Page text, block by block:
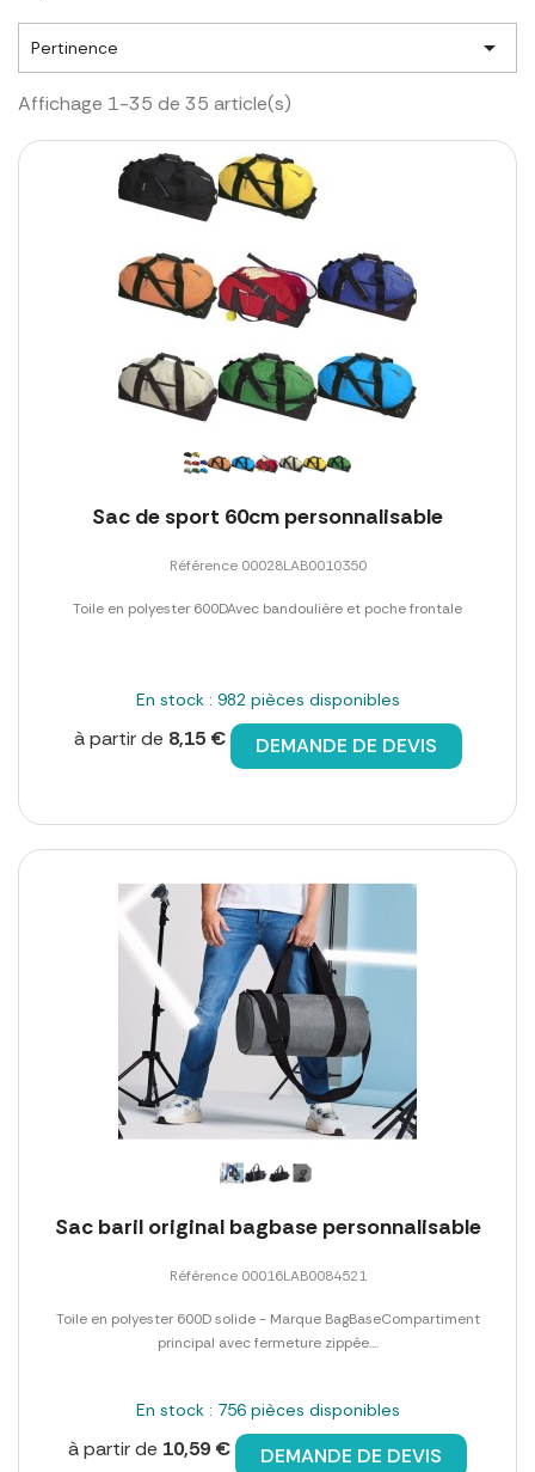
Pertinence 
Affichage 1-35 de 35 article(s)
Sac de sport 60cm personnalisable
Référence 00028LAB0010350
Toile en polyester 600DAvec bandoulière et poche frontale
En stock : 982 pièces disponibles
à partir de 8,15 € DEMANDE DE DEVIS
Sac baril original bagbase personnalisable
Référence 00016LAB0084521
Toile en polyester 600D solide - Marque BagBaseCompartiment
principal avec fermeture zippée....
En stock : 756 pièces disponibles
à partir de 10,59 € DEMANDE DE DEVIS